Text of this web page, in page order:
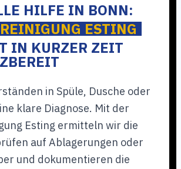
HILFE IN BONN:
ESTING
IN KURZER ZEIT
in Spüle, Dusche oder
klare Diagnose. Mit der
Esting ermitteln wir die
auf Ablagerungen oder
und dokumentieren die